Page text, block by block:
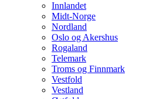
Innlandet
Midt-Norge
Nordland
Oslo og Akershus
Rogaland
Telemark
Troms og Finnmark
Vestfold
Vestland